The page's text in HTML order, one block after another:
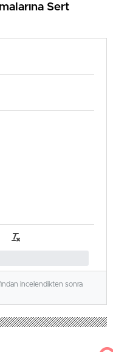
Sert
incelendikten sonra